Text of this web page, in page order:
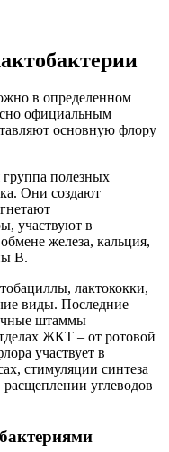
в определенном
официальным
основную флору
полезных
Они создают
участвуют в
железа, кальция,
B.
лактококки,
виды. Последние
штаммы
ЖКТ – от ротовой
участвует в
стимуляции синтеза
углеводов